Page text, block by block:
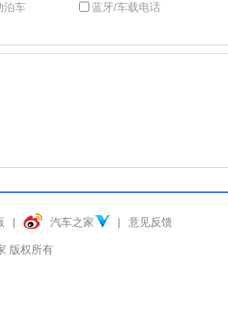
泊车 蓝牙/车载电话
| 汽车之家 | 意见反馈
版权所有